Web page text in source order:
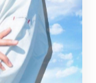
環境整備と教
率向上と安全
て、無理のな
、スキルアッ